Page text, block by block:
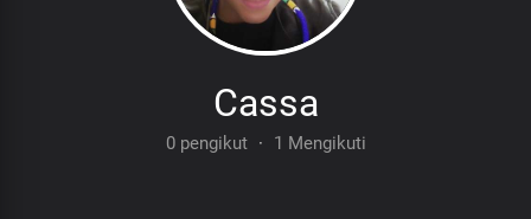
Cassa
0 pengikut · 1 Mengikuti